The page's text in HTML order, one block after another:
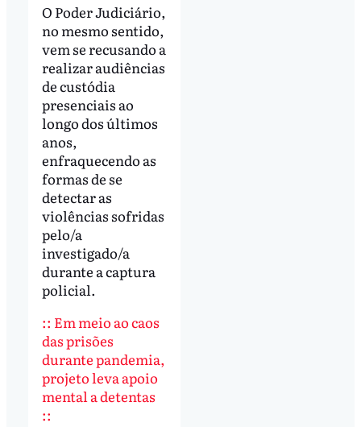
O Poder Judiciário,
no mesmo sentido,
vem se recusando a
realizar audiências
de custódia
presenciais ao
longo dos últimos
anos,
enfraquecendo as
formas de se
detectar as
violências sofridas
pelo/a
investigado/a
durante a captura
policial.
:: Em meio ao caos
das prisões
durante pandemia,
projeto leva apoio
mental a detentas
::